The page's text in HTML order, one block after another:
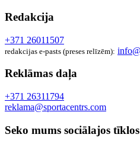
Redakcija
+371 26011507
redakcijas e-pasts (preses relīzēm):
Reklāmas daļa
+371 26311794
reklama@sportacentrs.com
Seko mums sociālajos tīklos